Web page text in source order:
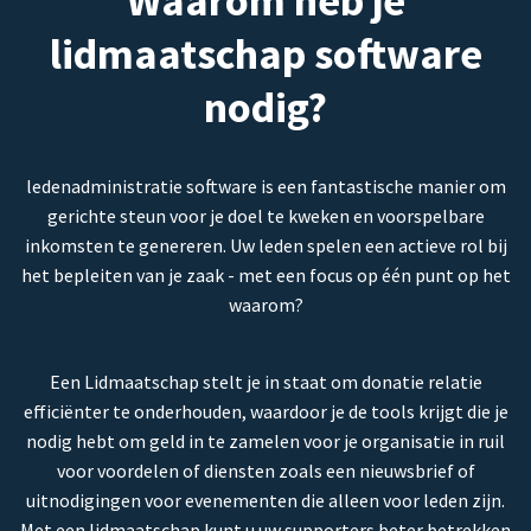
lidmaatschap software
nodig?
ledenadministratie software is een fantastische manier om
gerichte steun voor je doel te kweken en voorspelbare
inkomsten te genereren. Uw leden spelen een actieve rol bij
het bepleiten van je zaak - met een focus op één punt op het
waarom?
Een Lidmaatschap stelt je in staat om donatie relatie
efficiënter te onderhouden, waardoor je de tools krijgt die je
nodig hebt om geld in te zamelen voor je organisatie in ruil
voor voordelen of diensten zoals een nieuwsbrief of
uitnodigingen voor evenementen die alleen voor leden zijn.